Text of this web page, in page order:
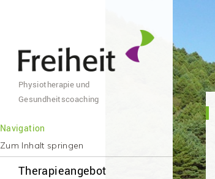
Physiotherapie und
Gesundheitscoaching
Navigation
Zum Inhalt springen
Therapieangebot